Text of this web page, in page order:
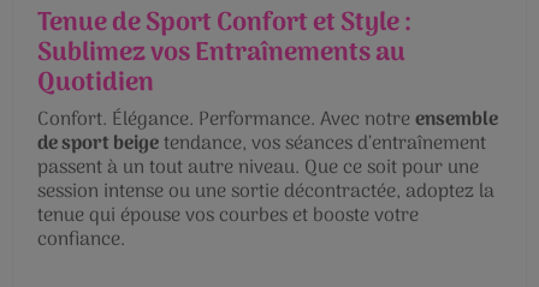
Tenue de Sport Confort et Style :
Sublimez vos Entraînements au
Quotidien
Confort. Élégance. Performance. Avec notreensemble
de sport beigetendance, vos séances d’entraînement
passent à un tout autre niveau. Que ce soit pour une
session intense ou une sortie décontractée, adoptez la
tenue qui épouse vos courbes et booste votre
confiance.